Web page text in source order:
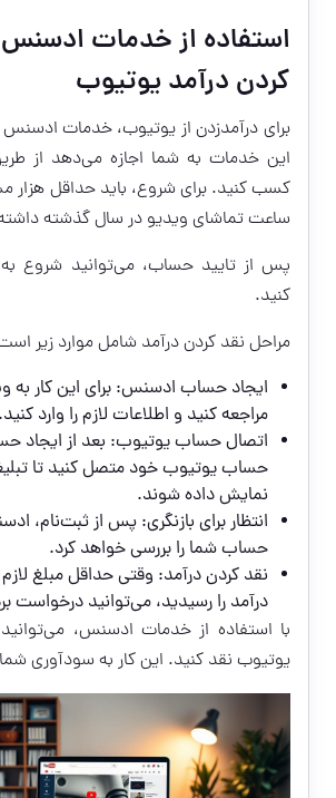
استفاده از خدمات
کردن درآمد یوتیوب
برای درآمدزدن از یوتیوب، خدمات
این خدمات به شما اجازه می‌دهد از
کسب کنید. برای شروع، باید حداقل هزار
ساعت تماشای ویدیو در سال گذشته
پس از تایید حساب، می‌توانید شروع
کنید.
مراحل نقد کردن درآمد شامل موارد زیر
ایجاد حساب ادسنس: برای این کار
مراجعه کنید و اطلاعات لازم را وارد کنید.
اتصال حساب یوتیوب: بعد از ایجاد
حساب یوتیوب خود متصل کنید تا
نمایش داده شوند.
انتظار برای بازنگری: پس از ثبت‌نام،
حساب شما را بررسی خواهد کرد.
نقد کردن درآمد: وقتی حداقل مبلغ
درآمد را رسیدید، می‌توانید درخواست
با استفاده از خدمات ادسنس،
یوتیوب نقد کنید. این کار به سودآوری